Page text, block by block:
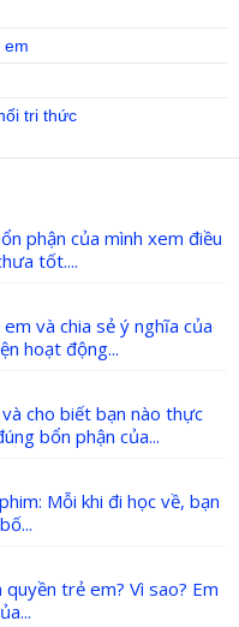
em
tri thức
phận của mình xem điều
tốt....
và chia sẻ ý nghĩa của
hoạt động...
cho biết bạn nào thực
bổn phận của...
Mỗi khi đi học về, bạn
trẻ em? Vì sao? Em